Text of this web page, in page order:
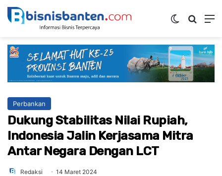
Switch skin
Perbankan
Dukung Stabilitas Nilai Rupiah,
Indonesia Jalin Kerjasama Mitra
Antar Negara Dengan LCT
Redaksi 14 Maret 2024